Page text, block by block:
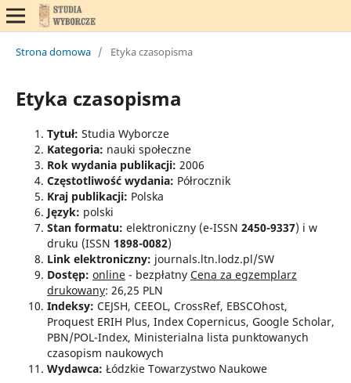
Strona domowa / Etyka czasopisma
Etyka czasopisma
Tytuł: Studia Wyborcze
Kategoria: nauki społeczne
Rok wydania publikacji: 2006
Częstotliwość wydania: Półrocznik
Kraj publikacji: Polska
Język: polski
Stan formatu: elektroniczny (e-ISSN 2450-9337) i w
druku (ISSN 1898-0082)
Link elektroniczny: journals.ltn.lodz.pl/SW
Dostęp: online- bezpłatny Cena za egzemplarz
drukowany: 26,25 PLN
Indeksy: CEJSH, CEEOL, CrossRef, EBSCOhost,
Proquest ERIH Plus, Index Copernicus, Google Scholar,
PBN/POL-Index, Ministerialna lista punktowanych
czasopism naukowych
Wydawca: Łódzkie Towarzystwo Naukowe